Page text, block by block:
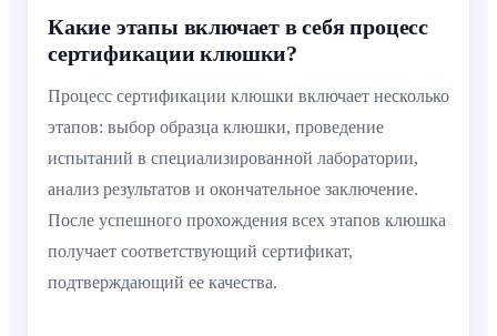
Какие этапы включает в себя процесс
сертификации клюшки?
Процесс сертификации клюшки включает несколько
этапов: выбор образца клюшки, проведение
испытаний в специализированной лаборатории,
анализ результатов и окончательное заключение.
После успешного прохождения всех этапов клюшка
получает соответствующий сертификат,
подтверждающий ее качества.